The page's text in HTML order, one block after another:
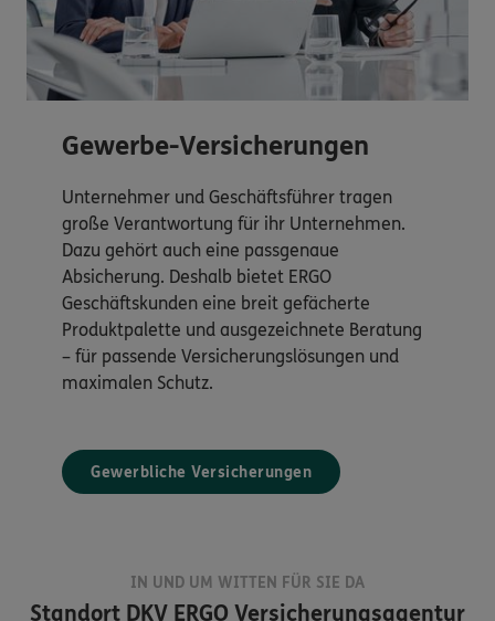
Gewerbe-Versicherungen
Unternehmer und Geschäftsführer tragen
große Verantwortung für ihr Unternehmen.
Dazu gehört auch eine passgenaue
Absicherung. Deshalb bietet ERGO
Geschäftskunden eine breit gefächerte
Produktpalette und ausgezeichnete Beratung
– für passende Versicherungslösungen und
maximalen Schutz.
Gewerbliche Versicherungen
IN UND UM WITTEN FÜR SIE DA
Standort DKV ERGO Versicherungsagentur